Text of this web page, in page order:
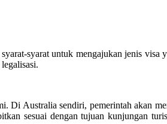
syarat untuk mengajukan jenis visa
Di Australia sendiri, pemerintah akan
sesuai dengan tujuan kunjungan